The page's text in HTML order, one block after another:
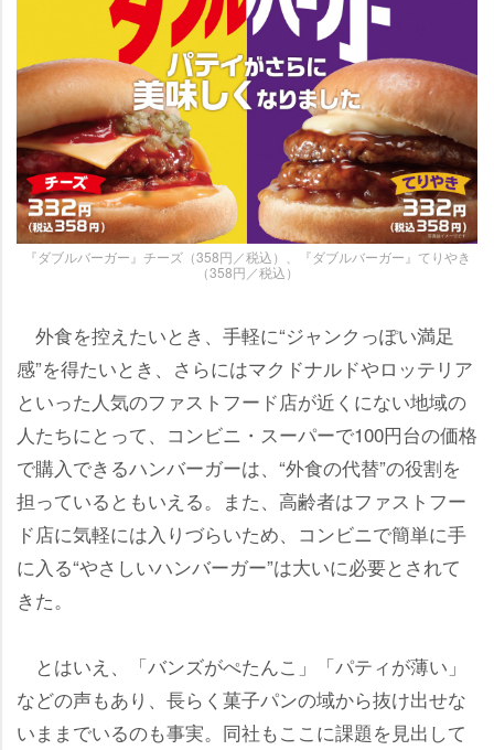
『ダブルバーガー』チーズ（358円／税込）、『ダブルバーガー』てりやき
（358円／税込）
外食を控えたいとき、手軽に“ジャンクっぽい満足
感”を得たいとき、さらにはマクドナルドやロッテリア
といった人気のファストフード店が近くにない地域の
人たちにとって、コンビニ・スーパーで100円台の価格
で購入できるハンバーガーは、“外食の代替”の役割を
担っているともいえる。また、高齢者はファストフー
ド店に気軽には入りづらいため、コンビニで簡単に手
に入る“やさしいハンバーガー”は大いに必要とされて
きた。
とはいえ、「バンズがぺたんこ」「パティが薄い」
などの声もあり、長らく菓子パンの域から抜け出せな
いままでいるのも事実。同社もここに課題を見出して